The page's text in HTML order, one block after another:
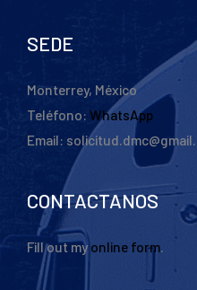
SEDE
Monterrey, México
Teléfono: WhatsApp
Email:
CONTACTANOS
Fill out my online form.